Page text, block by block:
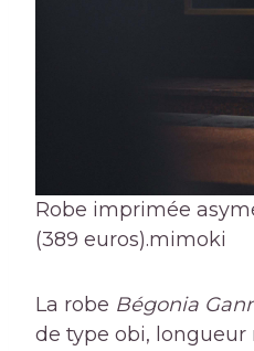
Robe imprimée
(389 euros).mimoki
La robe Bégonia
de type obi,